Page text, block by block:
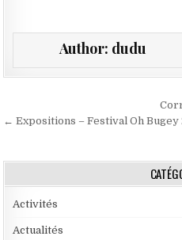
Author: dudu
Navigation de
← Expositions – Festival Oh Bugey
Activités
Actualités